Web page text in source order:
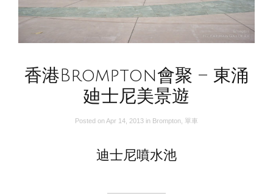
香港Brompton會聚 – 東涌
廸士尼美景遊
Posted onApr 14, 2013 in Brompton 單車
迪士尼噴水池